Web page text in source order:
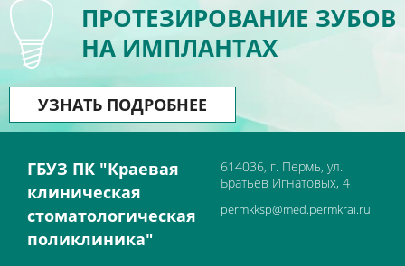
ПРОТЕЗИРОВАНИЕ ЗУБОВ
НА ИМПЛАНТАХ
УЗНАТЬ ПОДРОБНЕЕ
ГБУЗ ПК "Краевая
клиническая
стоматологическая
поликлиника"
614036, г. Пермь, ул.
Братьев Игнатовых, 4
permkksp@med.permkrai.ru